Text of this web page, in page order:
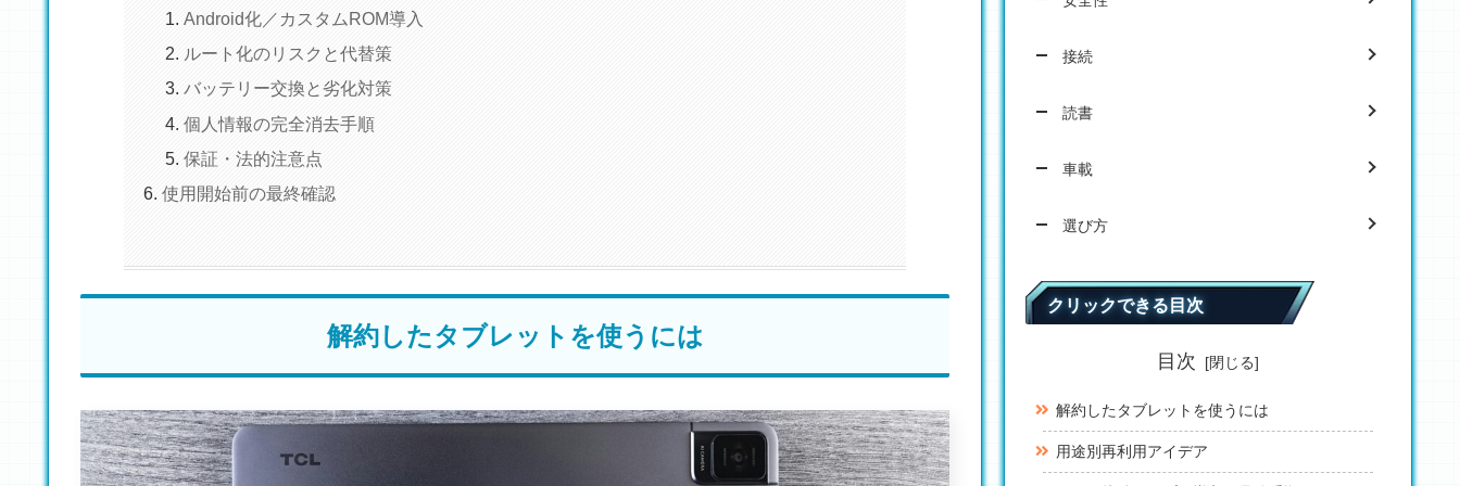
Android化／カスタムROM導入
ルート化のリスクと代替策
バッテリー交換と劣化対策
個人情報の完全消去手順
保証・法的注意点
使用開始前の最終確認
解約したタブレットを使うには
接続
読書
車載
選び方
クリックできる目次
目次
解約したタブレットを使うには
用途別再利用アイデア